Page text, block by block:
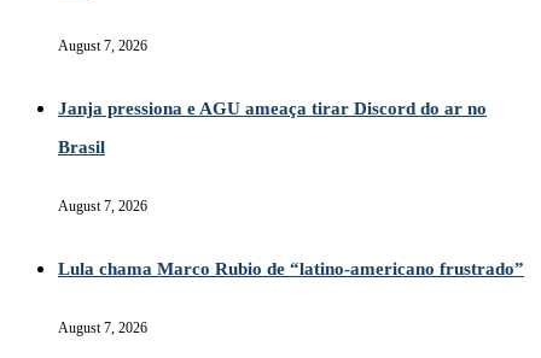
August 7, 2026
Janja pressiona e AGU ameaça tirar Discord do ar no
Brasil
August 7, 2026
Lula chama Marco Rubio de “latino-americano frustrado”
August 7, 2026